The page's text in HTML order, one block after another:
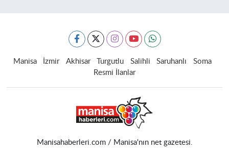
Manisa İzmir Akhisar Turgutlu Salihli Saruhanlı
Soma
Resmi İlanlar
Manisahaberleri.com / Manisa'nın net gazetesi.